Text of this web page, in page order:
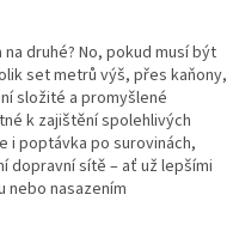
druhé? No, pokud musí být
set metrů výš, přes kaňony,
složité a promyšlené
k zajištění spolehlivých
i poptávka po surovinách,
dopravní sítě – ať už lepšími
nasazením